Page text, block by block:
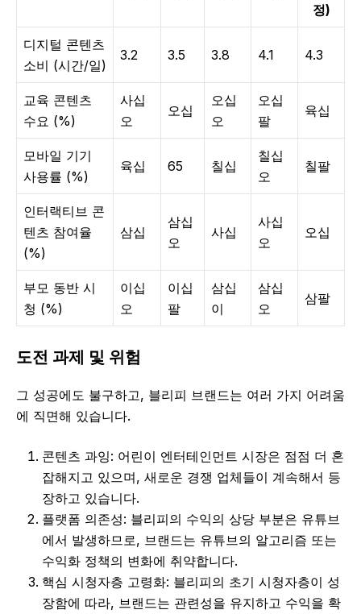
정)
디지털 콘텐츠
소비 (시간/일)
3.2 3.5 3.8 4.1 4.3
교육 콘텐츠
수요 (%)
사십
오
오십
오십
오
오십
팔
육십
모바일 기기
사용률 (%)
육십 65 칠십
칠십
오
칠팔
인터랙티브 콘
텐츠 참여율
(%)
삼십
삼십
오
사십
사십
오
오십
부모 동반 시
청 (%)
이십
오
이십
팔
삼십
이
삼십
오
삼팔
도전 과제 및 위험
그 성공에도 불구하고, 블리피 브랜드는 여러 가지 어려움
에 직면해 있습니다.
콘텐츠 과잉: 어린이 엔터테인먼트 시장은 점점 더 혼
잡해지고 있으며, 새로운 경쟁 업체들이 계속해서 등
장하고 있습니다.
플랫폼 의존성: 블리피의 수익의 상당 부분은 유튜브
에서 발생하므로, 브랜드는 유튜브의 알고리즘 또는
수익화 정책의 변화에 취약합니다.
핵심 시청자층 고령화: 블리피의 초기 시청자층이 성
장함에 따라, 브랜드는 관련성을 유지하고 수익을 확